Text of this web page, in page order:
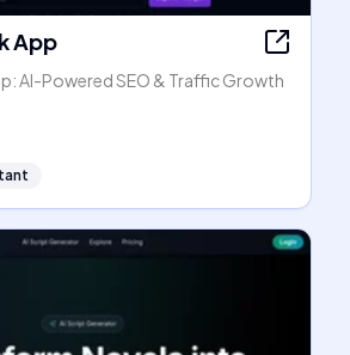
App
AI-Powered SEO & Traffic Growth